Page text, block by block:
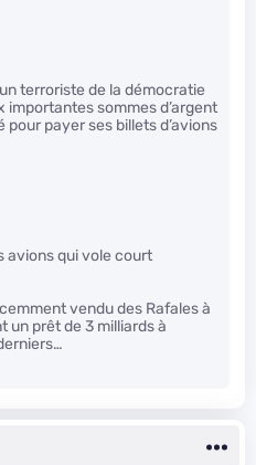
terroriste de la démocratie
importantes sommes d’argent
pour payer ses billets d’avions
avions qui vole court
vendu des Rafales à
un prêt de 3 milliards à